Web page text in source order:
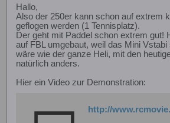
Hallo,
Also der 250er kann schon auf extrem
geflogen werden (1 Tennisplatz).
Der geht mit Paddel schon extrem gut!
auf FBL umgebaut, weil das Mini
wäre wie der ganze Heli, mit den
natürlich anders.
Hier ein Video zur Demonstration: